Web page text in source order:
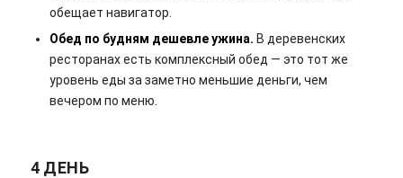
обещает навигатор.
Обед по будням дешевле ужина. В деревенских
ресторанах есть комплексный обед — это тот же
уровень еды за заметно меньшие деньги, чем
вечером по меню.
4 ДЕНЬ